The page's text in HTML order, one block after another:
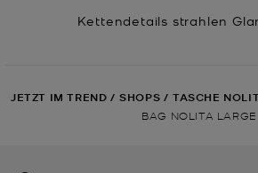
Kettendetails strahlen
JETZT IM TREND / SHOPS / TASCHE
BAG NOLITA LARGE